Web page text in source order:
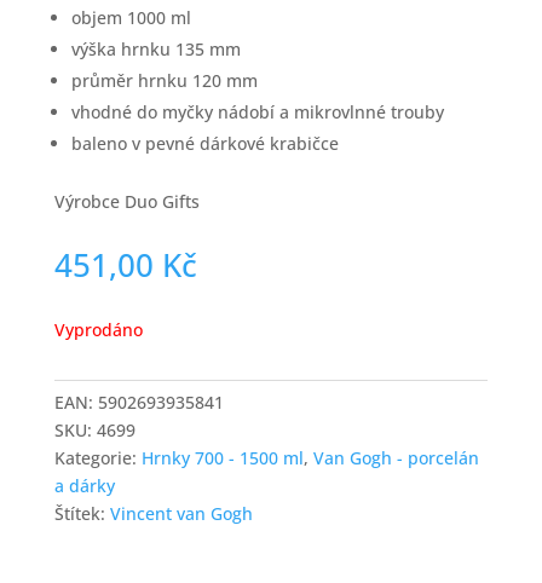
objem 1000 ml
výška hrnku 135 mm
průměr hrnku 120 mm
vhodné do myčky nádobí a mikrovlnné trouby
baleno v pevné dárkové krabičce
Výrobce Duo Gifts
451,00 Kč
Vyprodáno
EAN: 5902693935841
SKU: 4699
Kategorie: Hrnky 700 - 1500 ml, Van Gogh - porcelán
a dárky
Štítek: Vincent van Gogh